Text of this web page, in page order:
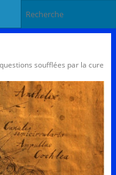
soufflées par la cure